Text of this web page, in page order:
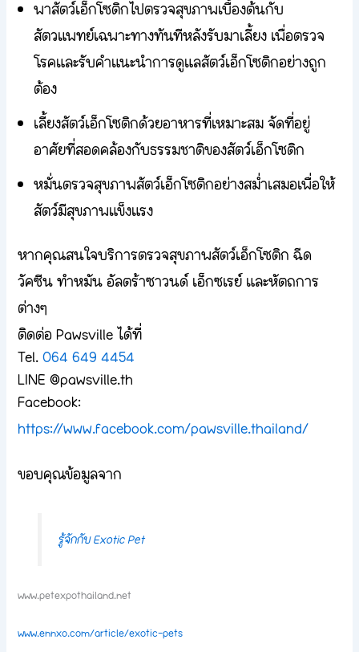
พาสัตว์เอ็กโซติกไปตรวจสุขภาพเบื้องต้นกับ
สัตวแพทย์เฉพาะทางทันทีหลังรับมาเลี้ยง เพื่อตรวจ
โรคและรับคำแนะนำการดูแลสัตว์เอ็กโซติกอย่างถูก
ต้อง
เลี้ยงสัตว์เอ็กโซติกด้วยอาหารที่เหมาะสม จัดที่อยู่
อาศัยที่สอดคล้องกับธรรมชาติของสัตว์เอ็กโซติก
หมั่นตรวจสุขภาพสัตว์เอ็กโซติกอย่างสม่ำเสมอเพื่อให้
สัตว์มีสุขภาพแข็งแรง
หากคุณสนใจบริการตรวจสุขภาพสัตว์เอ็กโซติก ฉีด
วัคซีน ทำหมัน อัลตร้าซาวนด์ เอ็กซเรย์ และหัตถการ
ต่างๆ
ติดต่อ Pawsville ได้ที่
Tel.064 649 4454
LINE @pawsville.th
Facebook:
https://www.facebook.com/pawsville.thailand/
ขอบคุณข้อมูลจาก
รู้จักกับ Exotic Pet
www.petexpothailand.net
www.ennxo.com/article/exotic-pets